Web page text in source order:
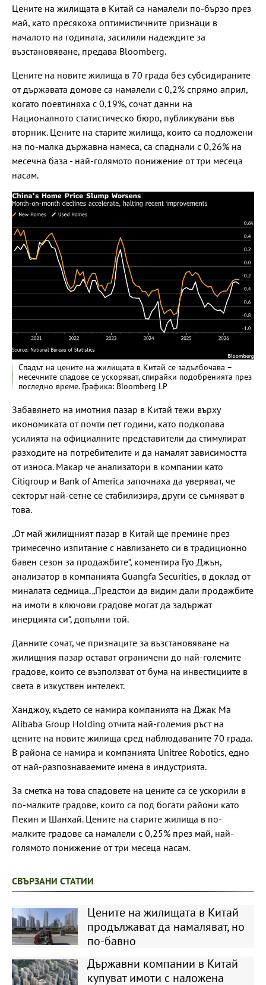
Цените на жилищата в Китай са намалели по-бързо през
май, като пресякоха оптимистичните признаци в
началото на годината, засилили надеждите за
възстановяване, предава Bloomberg.
Цените на новите жилища в 70 града без субсидираните
от държавата домове са намалели с 0,2% спрямо април,
когато поевтиняха с 0,19%, сочат данни на
Националното статистическо бюро, публикувани във
вторник. Цените на старите жилища, които са подложени
на по-малка държавна намеса, са спаднали с 0,26% на
месечна база - най-голямото понижение от три месеца
насам.
Спадът на цените на жилищата в Китай се задълбочава –
месечните спадове се ускоряват, спирайки подобренията през
последно време. Графика: Bloomberg LP
Забавянето на имотния пазар в Китай тежи върху
икономиката от почти пет години, като подкопава
усилията на официалните представители да стимулират
разходите на потребителите и да намалят зависимостта
от износа. Макар че анализатори в компании като
Citigroup и Bank of America започнаха да уверяват, че
секторът най-сетне се стабилизира, други се съмняват в
това.
„От май жилищният пазар в Китай ще премине през
тримесечно изпитание с навлизането си в традиционно
бавен сезон за продажбите“, коментира Гуо Джън,
анализатор в компанията Guangfa Securities, в доклад от
миналата седмица. „Предстои да видим дали продажбите
на имоти в ключови градове могат да задържат
инерцията си“, допълни той.
Данните сочат, че признаците за възстановяване на
жилищния пазар остават ограничени до най-големите
градове, които се възползват от бума на инвестициите в
света в изкуствен интелект.
Ханджоу, където се намира компанията на Джак Ма
Alibaba Group Holding отчита най-големия ръст на
цените на новите жилища сред наблюдаваните 70 града.
В района се намира и компанията Unitree Robotics, едно
от най-разпознаваемите имена в индустрията.
За сметка на това спадовете на цените са се ускорили в
по-малките градове, които са под богати райони като
Пекин и Шанхай. Цените на старите жилища в по-
малките градове са намалели с 0,25% през май, най-
голямото понижение от три месеца насам.
СВЪРЗАНИ СТАТИИ
Цените на жилищата в Китай
продължават да намаляват, но
по-бавно
Държавни компании в Китай
купуват имоти с наложена